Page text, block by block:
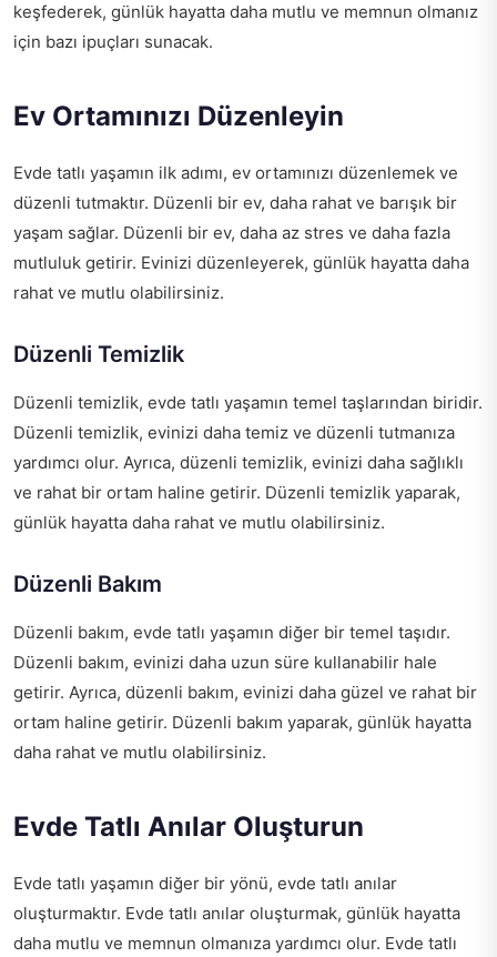
keşfederek, günlük hayatta daha mutlu ve memnun olmanız
için bazı ipuçları sunacak.
Ev Ortamınızı Düzenleyin
Evde tatlı yaşamın ilk adımı, ev ortamınızı düzenlemek ve
düzenli tutmaktır. Düzenli bir ev, daha rahat ve barışık bir
yaşam sağlar. Düzenli bir ev, daha az stres ve daha fazla
mutluluk getirir. Evinizi düzenleyerek, günlük hayatta daha
rahat ve mutlu olabilirsiniz.
Düzenli Temizlik
Düzenli temizlik, evde tatlı yaşamın temel taşlarından biridir.
Düzenli temizlik, evinizi daha temiz ve düzenli tutmanıza
yardımcı olur. Ayrıca, düzenli temizlik, evinizi daha sağlıklı
ve rahat bir ortam haline getirir. Düzenli temizlik yaparak,
günlük hayatta daha rahat ve mutlu olabilirsiniz.
Düzenli Bakım
Düzenli bakım, evde tatlı yaşamın diğer bir temel taşıdır.
Düzenli bakım, evinizi daha uzun süre kullanabilir hale
getirir. Ayrıca, düzenli bakım, evinizi daha güzel ve rahat bir
ortam haline getirir. Düzenli bakım yaparak, günlük hayatta
daha rahat ve mutlu olabilirsiniz.
Evde Tatlı Anılar Oluşturun
Evde tatlı yaşamın diğer bir yönü, evde tatlı anılar
oluşturmaktır. Evde tatlı anılar oluşturmak, günlük hayatta
daha mutlu ve memnun olmanıza yardımcı olur. Evde tatlı